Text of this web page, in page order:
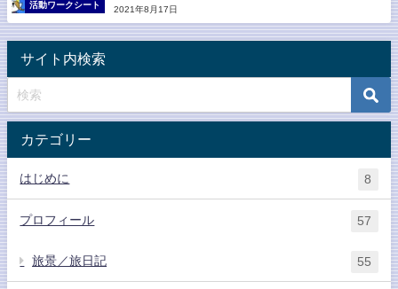
活動ワークシート
2021年8月17日
サイト内検索
カテゴリー
はじめに 8
プロフィール 57
旅景／旅日記 55